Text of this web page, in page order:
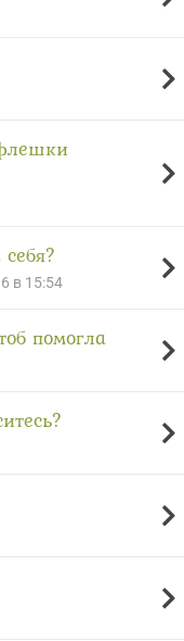
в 15:54
помогла